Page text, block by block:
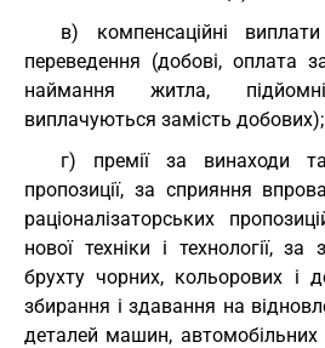
в) компенсаційні
переведення (добові, оплата
наймання житла,
виплачуються замість добових);
г) премії за винаходи та
пропозиції, за сприяння
раціоналізаторських
нової техніки і технології,
брухту чорних, кольорових і
збирання і здавання на
деталей машин,